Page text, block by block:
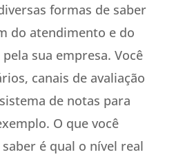
formas de saber
do atendimento e do
sua empresa. Você
canais de avaliação
de notas para
O que você
é qual o nível real